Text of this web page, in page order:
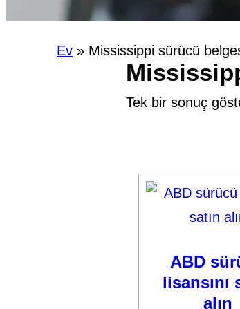
Ev» Mississippi sürücü
Tek bir sonuç
ABD
lisansını
alın